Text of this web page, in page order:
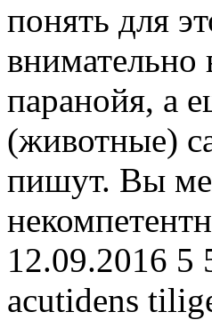
понять для
внимательно
паранойя, а
(животные)
пишут. Вы
12.09.2016 5
acutidens